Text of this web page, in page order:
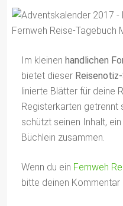
Im kleinen handlichen
bietet dieser
linierte Blätter für deine
Registerkarten getrennt
schützt seinen Inhalt,
Büchlein zusammen.
Wenn du ein Fernweh
bitte deinen Kommentar